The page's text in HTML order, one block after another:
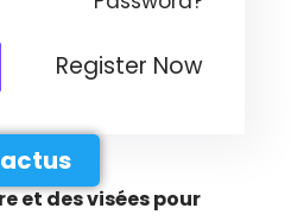
Register Now
et des visées pour